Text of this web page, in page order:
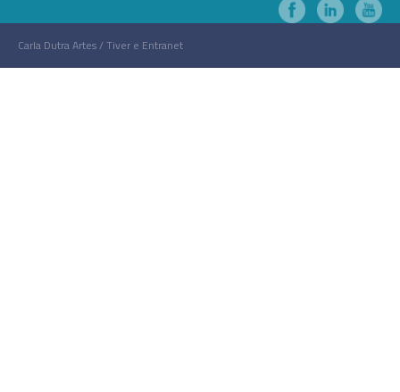
Carla Dutra Artes / Tiver e Entranet